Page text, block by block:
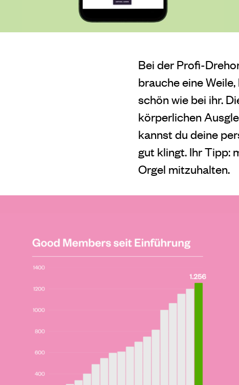
Bei der Profi-
brauche eine
schön wie bei ihr.
körperlichen
kannst du deine
gut klingt. Ihr Tipp:
Orgel mitzuhalten.